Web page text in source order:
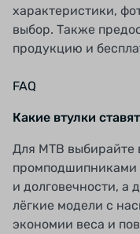
характеристики,
выбор. Также
продукцию и
FAQ
Какие втулки
Для MTB выбирайте
промподшипниками
и долговечности, а
лёгкие модели с
экономии веса и